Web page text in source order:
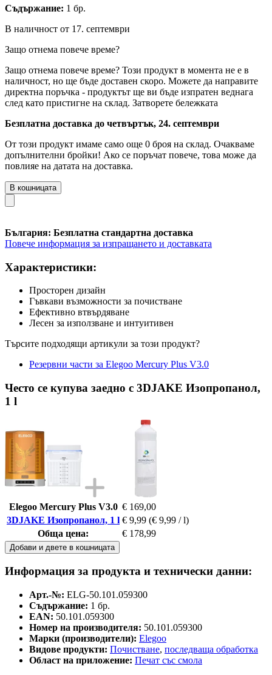
Съдържание: 1 бр.
В наличност от 17. септември
Защо отнема повече време?
Защо отнема повече време? Този продукт в момента не е в
наличност, но ще бъде доставен скоро. Можете да направите
директна поръчка - продуктът ще ви бъде изпратен веднага
след като пристигне на склад. Затворете бележката
Безплатна доставка до четвъртък, 24. септември
От този продукт имаме само още 0 броя на склад. Очакваме
допълнителни бройки! Ако се поръчат повече, това може да
повлияе на датата на доставка.
В кошницата
България: Безплатна стандартна доставка
Повече информация за изпращането и доставката
Характеристики:
Просторен дизайн
Гъвкави възможности за почистване
Ефективно втвърдяване
Лесен за използване и интуитивен
Търсите подходящи артикули за този продукт?
Резервни части за Elegoo Mercury Plus V3.0
Често се купува заедно с 3DJAKE Изопропанол,
1 l
Elegoo Mercury Plus V3.0 € 169,00
3DJAKE Изопропанол, 1 l € 9,99 (€ 9,99 / l)
Обща цена:
€ 178,99
Добави и двете в кошницата
Информация за продукта и технически данни:
Арт.-№: ELG-50.101.059300
Съдържание: 1 бр.
EAN: 50.101.059300
Номер на производителя: 50.101.059300
Марки (производители): Elegoo
Видове продукти: Почистване, последваща обработка
Област на приложение: Печат със смола